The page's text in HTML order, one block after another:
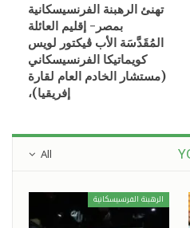
تهنئ الرهبنة الفرنسيسكانية
بمصر- إقليم العائلة
المُقَدَّسَة الأب ڨيكتور لويس
كويماتيكا الفرنسيسكاني
(مستشار الخادم العام لقارة
إفريقيا)،
All
الرهبنة الفرنسيسكانية